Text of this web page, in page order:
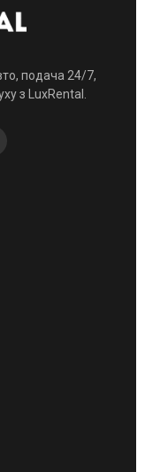
подача 24/7,
з LuxRental.